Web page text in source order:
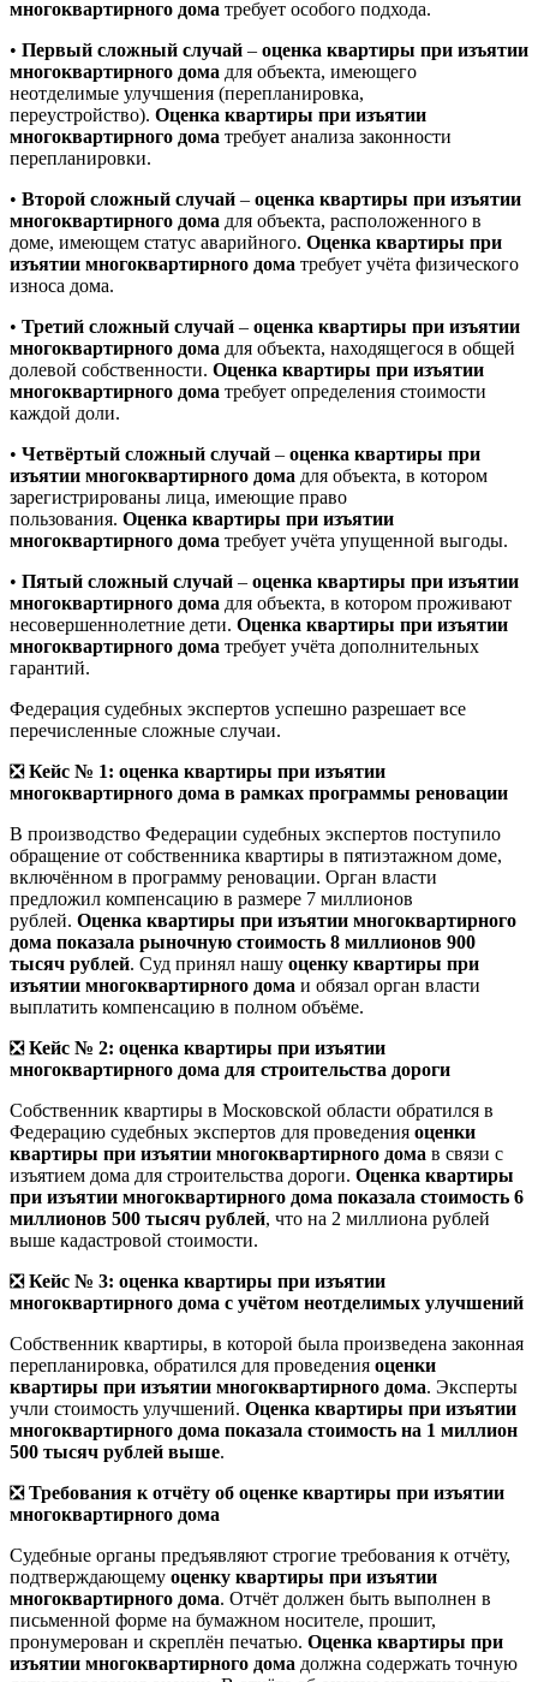
многоквартирного дома требует особого подхода.
• Первый сложный случай – оценка квартиры при изъятии
многоквартирного дома для объекта, имеющего
неотделимые улучшения (перепланировка,
переустройство). Оценка квартиры при изъятии
многоквартирного дома требует анализа законности
перепланировки.
• Второй сложный случай – оценка квартиры при изъятии
многоквартирного дома для объекта, расположенного в
доме, имеющем статус аварийного. Оценка квартиры при
изъятии многоквартирного дома требует учёта физического
износа дома.
• Третий сложный случай – оценка квартиры при изъятии
многоквартирного дома для объекта, находящегося в общей
долевой собственности. Оценка квартиры при изъятии
многоквартирного дома требует определения стоимости
каждой доли.
• Четвёртый сложный случай – оценка квартиры при
изъятии многоквартирного дома для объекта, в котором
зарегистрированы лица, имеющие право
пользования. Оценка квартиры при изъятии
многоквартирного дома требует учёта упущенной выгоды.
• Пятый сложный случай – оценка квартиры при изъятии
многоквартирного дома для объекта, в котором проживают
несовершеннолетние дети. Оценка квартиры при изъятии
многоквартирного дома требует учёта дополнительных
гарантий.
Федерация судебных экспертов успешно разрешает все
перечисленные сложные случаи.
❎ Кейс № 1: оценка квартиры при изъятии
многоквартирного дома в рамках программы реновации
В производство Федерации судебных экспертов поступило
обращение от собственника квартиры в пятиэтажном доме,
включённом в программу реновации. Орган власти
предложил компенсацию в размере 7 миллионов
рублей. Оценка квартиры при изъятии многоквартирного
дома показала рыночную стоимость 8 миллионов 900
тысяч рублей. Суд принял нашу оценку квартиры при
изъятии многоквартирного дома и обязал орган власти
выплатить компенсацию в полном объёме.
❎ Кейс № 2: оценка квартиры при изъятии
многоквартирного дома для строительства дороги
Собственник квартиры в Московской области обратился в
Федерацию судебных экспертов для проведения оценки
квартиры при изъятии многоквартирного дома в связи с
изъятием дома для строительства дороги. Оценка квартиры
при изъятии многоквартирного дома показала стоимость 6
миллионов 500 тысяч рублей, что на 2 миллиона рублей
выше кадастровой стоимости.
❎ Кейс № 3: оценка квартиры при изъятии
многоквартирного дома с учётом неотделимых улучшений
Собственник квартиры, в которой была произведена законная
перепланировка, обратился для проведения оценки
квартиры при изъятии многоквартирного дома. Эксперты
учли стоимость улучшений. Оценка квартиры при изъятии
многоквартирного дома показала стоимость на 1 миллион
500 тысяч рублей выше.
❎ Требования к отчёту об оценке квартиры при изъятии
многоквартирного дома
Судебные органы предъявляют строгие требования к отчёту,
подтверждающему оценку квартиры при изъятии
многоквартирного дома. Отчёт должен быть выполнен в
письменной форме на бумажном носителе, прошит,
пронумерован и скреплён печатью. Оценка квартиры при
изъятии многоквартирного дома должна содержать точную